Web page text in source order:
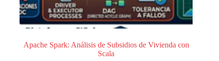
Apache Spark: Análisis de Subsidios de Vivienda con
Scala